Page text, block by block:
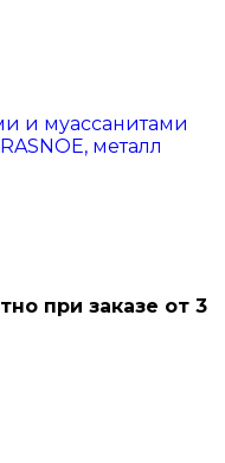
при заказе от 3